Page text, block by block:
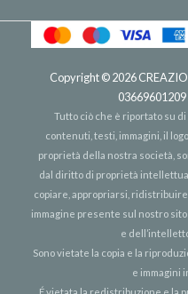
Copyright © 2026
03669601209
Tutto ciò che è riportato su
contenuti, testi, immagini, il
proprietà della nostra società,
dal diritto di proprietà
copiare, appropriarsi,
immagine presente sul nostro sito
e
Sono vietate la copia e la
e immagini